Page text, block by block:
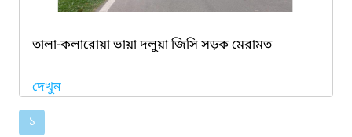
তালা-কলারোয়া ভায়া দলুয়া জিসি সড়ক মেরামত
দেখুন
১